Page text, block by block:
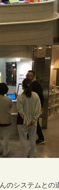
のシステムとの